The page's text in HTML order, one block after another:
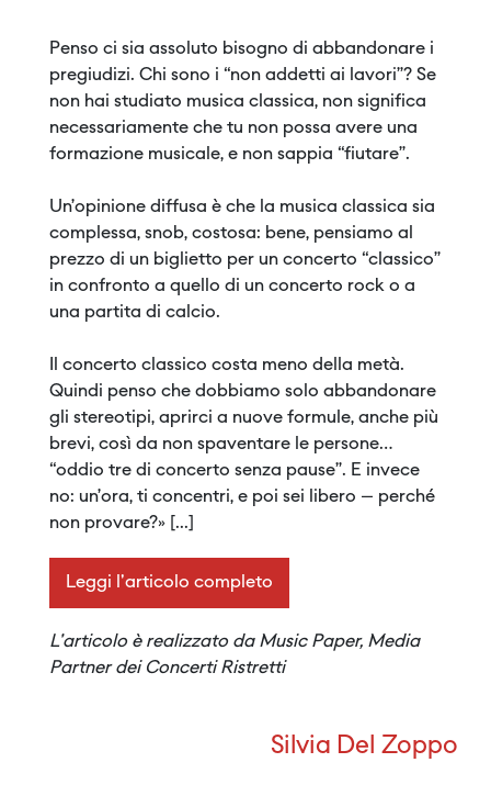
Penso ci sia assoluto bisogno di abbandonare i
pregiudizi. Chi sono i “non addetti ai lavori”? Se
non hai studiato musica classica, non significa
necessariamente che tu non possa avere una
formazione musicale, e non sappia “fiutare”.
Un’opinione diffusa è che la musica classica sia
complessa, snob, costosa: bene, pensiamo al
prezzo di un biglietto per un concerto “classico”
in confronto a quello di un concerto rock o a
una partita di calcio.
Il concerto classico costa meno della metà.
Quindi penso che dobbiamo solo abbandonare
gli stereotipi, aprirci a nuove formule, anche più
brevi, così da non spaventare le persone…
“oddio tre di concerto senza pause”. E invece
no: un’ora, ti concentri, e poi sei libero – perché
non provare?» [...]
Leggi l'articolo completo
L'articolo è realizzato da Music Paper, Media
Partner dei Concerti Ristretti
Silvia Del Zoppo